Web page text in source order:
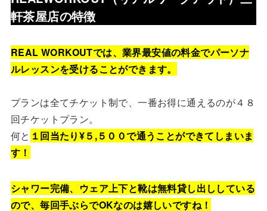
軒茶屋店の特徴
REAL WORKOUTでは、業界最安値の料金でパーソナ
ルレッスンを受けることができます。
プランは全てチケット制で、一番お得に通えるのが４８
回チケットプラン。
何と １回当たり¥５,５００で通うことができてしまいま
す！
シャワー完備、ウェア上下と靴は無料貸し出ししている
ので、毎回手ぶらでOKなのは嬉しいですね！